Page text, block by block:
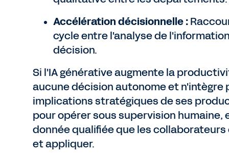
Accélération décisionnelle :
cycle entre l'analyse de
décision.
Si l'IA générative augmente la
aucune décision autonome et n'intègre
implications stratégiques de ses
pour opérer sous supervision humaine,
donnée qualifiée que les
et appliquer.